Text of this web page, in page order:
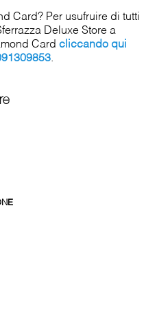
Card? Per usufruire di tutti
Deluxe Store a
Cardcliccando qui
.